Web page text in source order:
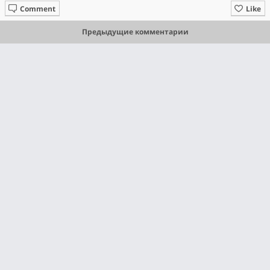
Like
Comment
Предыдущие комментарии